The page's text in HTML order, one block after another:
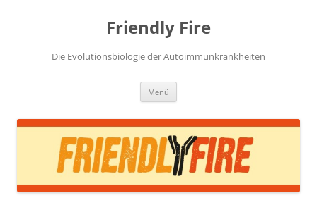
Friendly Fire
Die Evolutionsbiologie der Autoimmunkrankheiten
Menü